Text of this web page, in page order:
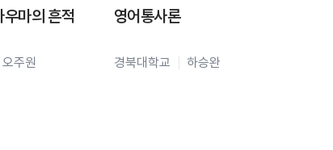
마의 흔적
오주원
영어통사론
경북대학교 하승완